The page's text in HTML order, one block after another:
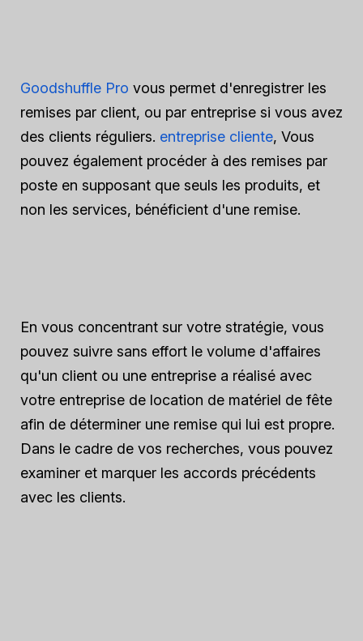
Goodshuffle Pro vous permet d'enregistrer les
remises par client, ou par entreprise si vous avez
des clients réguliers. entreprise cliente, Vous
pouvez également procéder à des remises par
poste en supposant que seuls les produits, et
non les services, bénéficient d'une remise.
En vous concentrant sur votre stratégie, vous
pouvez suivre sans effort le volume d'affaires
qu'un client ou une entreprise a réalisé avec
votre entreprise de location de matériel de fête
afin de déterminer une remise qui lui est propre.
Dans le cadre de vos recherches, vous pouvez
examiner et marquer les accords précédents
avec les clients.